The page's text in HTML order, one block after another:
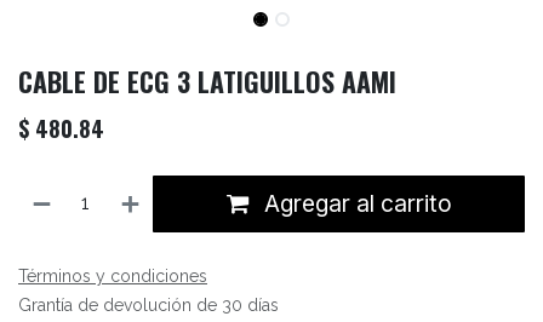
CABLE DE ECG 3 LATIGUILLOS AAMI
$ 480.84
Agregar al carrito
Términos y condiciones
Grantía de devolución de 30 días